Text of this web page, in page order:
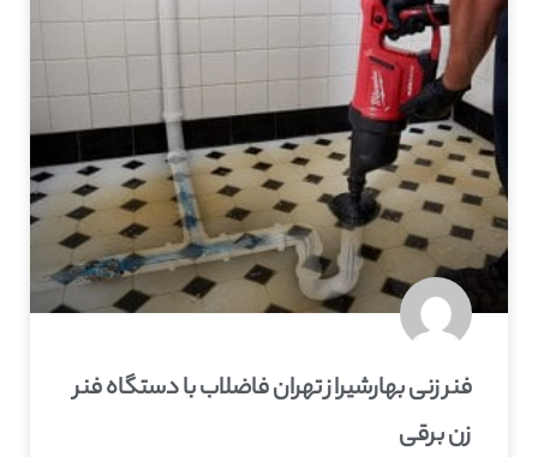
فنر زنی بهارشیراز تهران فاضلاب با دستگاه فنر
زن برقی